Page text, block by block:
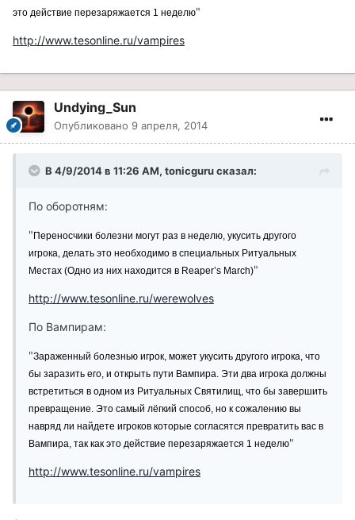
это действие перезаряжается 1 неделю"
http://www.tesonline.ru/vampires
Undying_Sun
Опубликовано 9 апреля, 2014
В 4/9/2014 в 11:26 AM, tonicguru сказал:
По оборотням:
" Переносчики болезни могут раз в неделю, укусить другого
игрока, делать это необходимо в специальных Ритуальных
Местах (Одно из них находится в Reaper’s March)"
http://www.tesonline.ru/werewolves
По Вампирам:
"Зараженный болезнью игрок, может укусить другого игрока, что
бы заразить его, и открыть пути Вампира. Эти два игрока должны
встретиться в одном из Ритуальных Святилищ, что бы завершить
превращение. Это самый лёгкий способ, но к сожалению вы
навряд ли найдете игроков которые согласятся превратить вас в
Вампира, так как это действие перезаряжается 1 неделю"
http://www.tesonline.ru/vampires